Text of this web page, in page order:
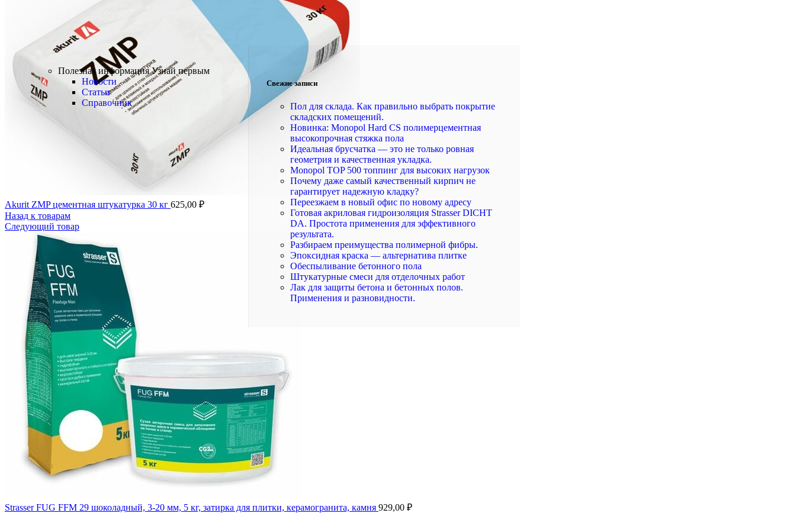
Пропитки
Грунтовки
БРЕНДЫ
Полезная информация
Полезная информацияУзнай первым
Новости
Статьи
Справочник
Свежие записи
Пол для склада. Как правильно выбрать покрытие
складских помещений.
Новинка: Monopol Hard CS полимерцементная
высокопрочная стяжка пола
Идеальная брусчатка — это не только ровная
геометрия и качественная укладка.
Monopol TOP 500 топпинг для высоких нагрузок
Почему даже самый качественный кирпич не
гарантирует надежную кладку?
Переезжаем в новый офис по новому адресу
Готовая акриловая гидроизоляция Strasser DICHT
DA. Простота применения для эффективного
результата.
Разбираем преимущества полимерной фибры.
Эпоксидная краска — альтернатива плитке
Обеспыливание бетонного пола
Штукатурные смеси для отделочных работ
Лак для защиты бетона и бетонных полов.
Применения и разновидности.
Консультация без выходных: 9.00-20.00
8 (495) 642-22-01•8 (925) 543-83-07
Akurit ZMP цементная штукатурка 30 кг 625,00 ₽
Назад к товарам
Следующий товар
Strasser FUG FFM 29 шоколадный, 3-20 мм, 5 кг, затирка для плитки, керамогранита, камня 929,00 ₽